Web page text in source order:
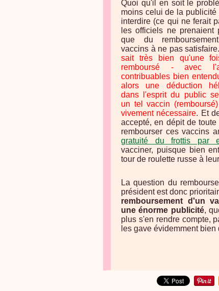
Quoi qu'il en soit le
moins celui de la publicité
interdire (ce qui ne ferait
les officiels ne prenaient
que du
vaccins à ne pas
sait très bien qu'une
remboursé - avec
contribuables bien
alors une déduction
dans l'esprit du public
un tel vaccin
vivement nécessaire. Et
accepté, en dépit de
rembourser ces vaccins
gratuité du frottis par
vacciner, puisque bien
tour de roulette russe à
La question du
président est donc
remboursement d'un
une énorme publicité,
plus s'en rendre compte,
les gave évidemment